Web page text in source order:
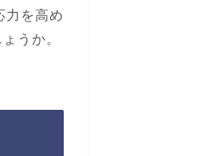
力を高め
うか。